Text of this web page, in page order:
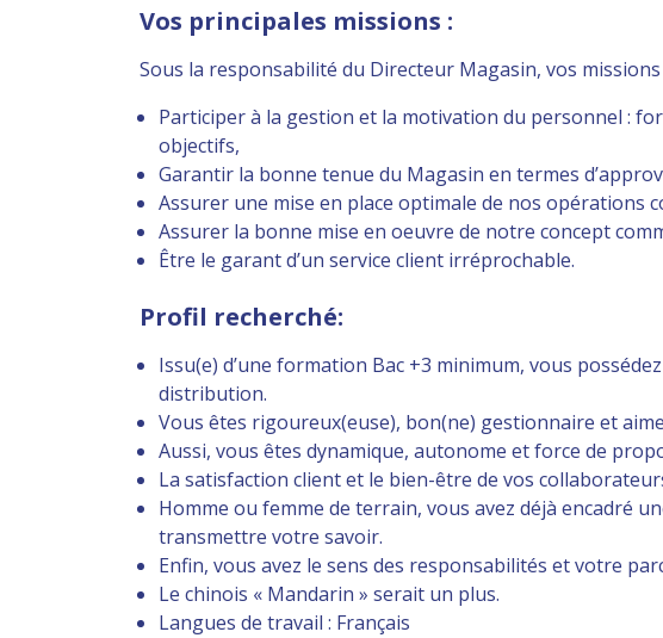
Vos principales missions :
Sous la responsabilité du Directeur Magasin, vos
Participer à la gestion et la motivation du personnel :
objectifs,
Garantir la bonne tenue du Magasin en termes
Assurer une mise en place optimale de nos opérations
Assurer la bonne mise en oeuvre de notre concept
Être le garant d’un service client irréprochable.
Profil recherché:
Issu(e) d’une formation Bac +3 minimum, vous
distribution.
Vous êtes rigoureux(euse), bon(ne) gestionnaire et
Aussi, vous êtes dynamique, autonome et force de
La satisfaction client et le bien-être de vos
Homme ou femme de terrain, vous avez déjà encadré
transmettre votre savoir.
Enfin, vous avez le sens des responsabilités et votre
Le chinois « Mandarin » serait un plus.
Langues de travail : Français